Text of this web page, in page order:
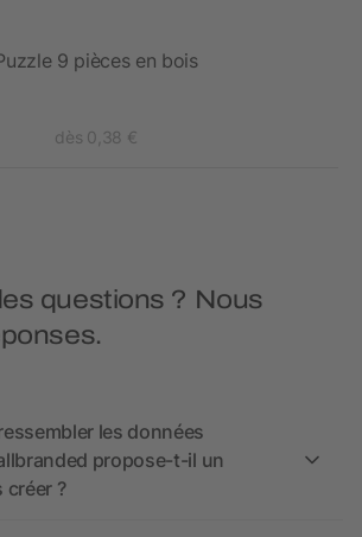
9 pièces en bois
dès 0,38 €
questions ? Nous
les données
propose-t-il un
créer ?